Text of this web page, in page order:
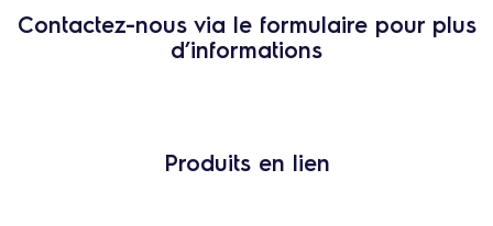
Contactez-nous via le formulaire pour plus
d’informations
Produits en lien